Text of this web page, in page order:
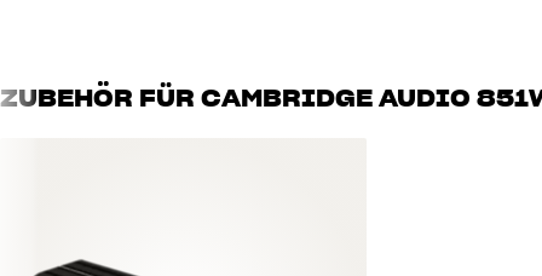
ZUBEHÖR FÜR CAMBRIDGE AUDIO